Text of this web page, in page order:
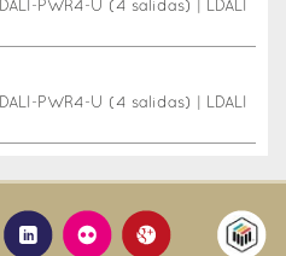
PWR4-U (4 salidas)
LDALI
PWR4-U (4 salidas)
LDALI